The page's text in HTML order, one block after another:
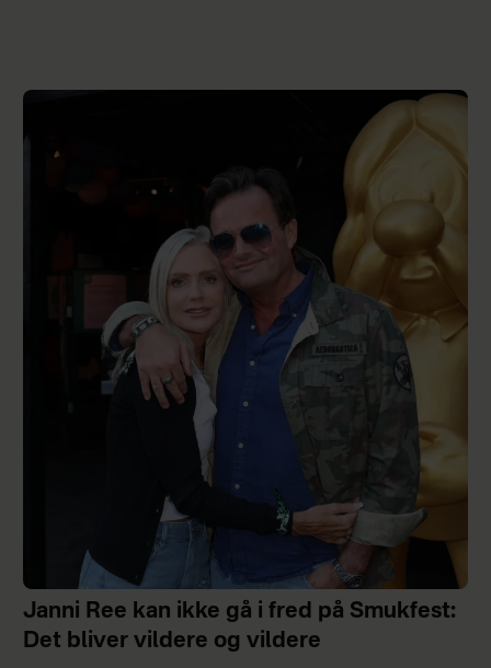
Janni Ree kan ikke gå i fred på Smukfest:
Det bliver vildere og vildere